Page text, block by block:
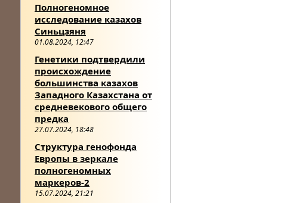
Полногеномное
исследование казахов
Синьцзяня
01.08.2024, 12:47
Генетики подтвердили
происхождение
большинства казахов
Западного Казахстана от
средневекового общего
предка
27.07.2024, 18:48
Структура генофонда
Европы в зеркале
полногеномных
маркеров-2
15.07.2024, 21:21